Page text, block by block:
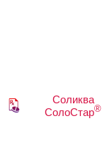
Соликва
СолоСтар®